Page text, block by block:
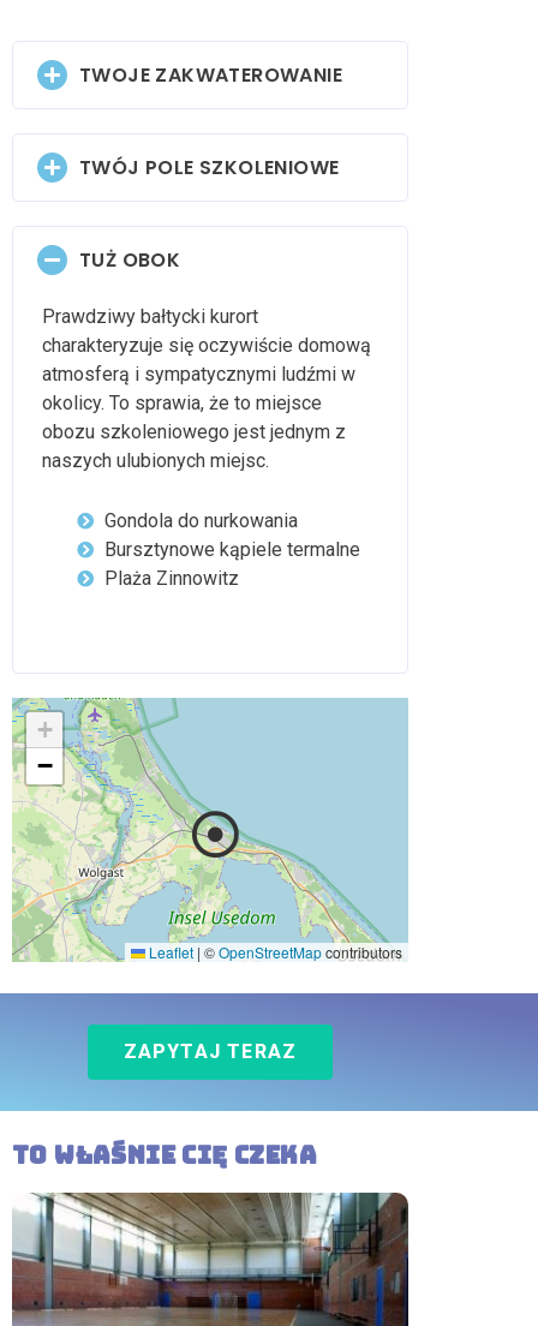
TWOJE ZAKWATEROWANIE
TWÓJ POLE SZKOLENIOWE
TUŻ OBOK
Prawdziwy bałtycki kurort
charakteryzuje się oczywiście domową
atmosferą i sympatycznymi ludźmi w
okolicy. To sprawia, że to miejsce
obozu szkoleniowego jest jednym z
naszych ulubionych miejsc.
Gondola do nurkowania
Bursztynowe kąpiele termalne
Plaża Zinnowitz
+
−
Leaflet | ©OpenStreetMapcontributors
ZAPYTAJ TERAZ
To właśnie Cię czeka